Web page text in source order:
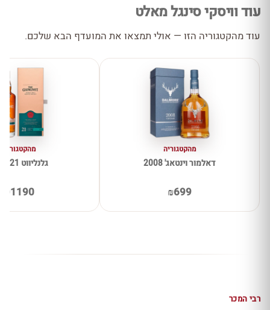
עוד וויסקי סינגל מאלט
עוד מהקטגוריה הזו — אולי תמצאו את המועדף הבא שלכם.
מהקטגוריה
דאלמור וינטאג' 2008
₪699
מהקטגוריה
גלנליווט 21 שנים
₪1190
רבי המכר